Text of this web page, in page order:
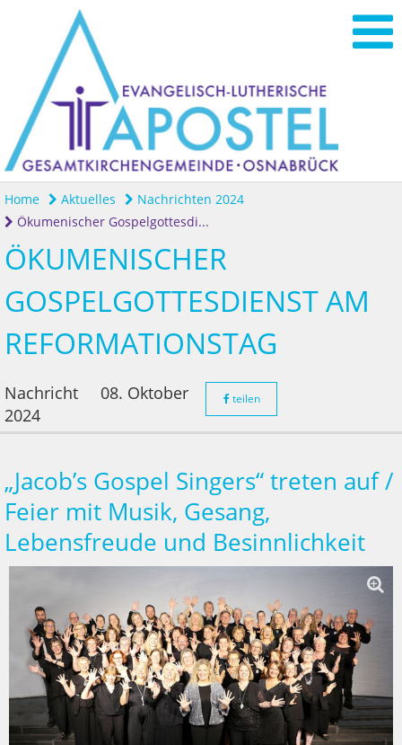
Home Aktuelles
Nachrichten 2024
Ökumenischer Gospelgottesdi...
ÖKUMENISCHER
GOSPELGOTTESDIENST AM
REFORMATIONSTAG
Nachricht
08. Oktober
2024
teilen
„Jacob’s Gospel Singers“ treten auf /
Feier mit Musik, Gesang,
Lebensfreude und Besinnlichkeit